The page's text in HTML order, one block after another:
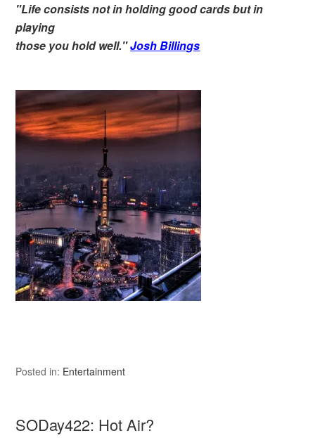
"Life consists not in holding good cards but in
playing
those you hold well."Josh Billings
Posted in: Entertainment
SODay422: Hot Air?